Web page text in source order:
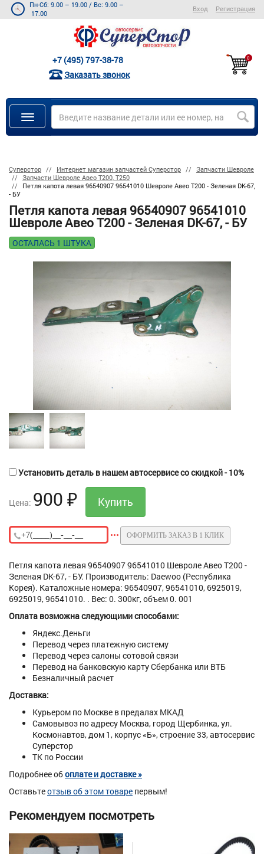
Пн-Сб: 9.00 – 19.00 / Вс: 9.00 –
17.00
Вход Регистрация
+7 (495) 797-38-78
Заказать звонок
0
Суперстор Интернет магазин запчастей Суперстор
Запчасти Шевроле
Запчасти Шевроле Авео Т200, Т250
Петля капота левая 96540907 96541010 Шевроле Авео Т200 - Зеленая DK-67,
- БУ
Петля капота левая 96540907 96541010
Шевроле Авео Т200 - Зеленая DK-67, - БУ
ОСТАЛАСЬ 1 ШТУКА
Установить деталь в нашем автосервисе со скидкой - 10%
Цена: 900 ₽
ОФОРМИТЬ ЗАКАЗ В 1 КЛИК
Петля капота левая 96540907 96541010 Шевроле Авео Т200 -
Зеленая DK-67, - БУ. Производитель: Daewoo (Республика
Корея). Каталожные номера: 96540907, 96541010, 6925019,
6925019, 96541010. . Вес: 0. 300кг, объем 0. 001
Оплата возможна следующими способами:
Яндекс.Деньги
Перевод через платежную систему
Перевод через салоны сотовой связи
Перевод на банковскую карту Сбербанка или ВТБ
Безналичный расчет
Доставка:
Курьером по Москве в предалах МКАД
Самовывоз по адресу Москва, город Щербинка, ул.
Космонавтов, дом 1, корпус «Б», строение 33, автосервис
Суперстор
ТК по России
Подробнее обоплате и доставке »
Оставьтеотзыв об этом товаре первым!
Рекомендуем посмотреть